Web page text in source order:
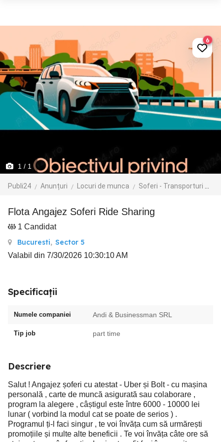
1 / 1
Publi24 Anunțuri Locuri de munca Soferi - Transporturi
6
Flota Angajez Soferi Ride Sharing
1 Candidat
Bucuresti, Sector 5
Valabil din 7/30/2026 10:30:10 AM
Specificații
Numele companiei Andi & Businessman SRL
Tip job part time
Descriere
Salut ! Angajez șoferi cu atestat - Uber și Bolt - cu mașina
personală , carte de muncă asigurată sau colaborare ,
program la alegere , câștigul este între 6000 - 10000 lei
lunar ( vorbind la modul cat se poate de serios ) .
Programul ți-l faci singur , te voi învăța cum să urmărești
promoțiile și multe alte beneficii . Te voi învăța câte ore să